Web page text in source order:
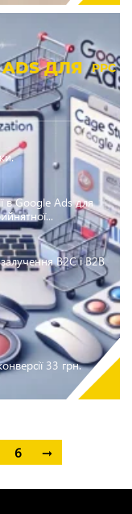
ADS ДЛЯ
PPC
в Google Ads для
B2C і B2B
33 грн.
6 →